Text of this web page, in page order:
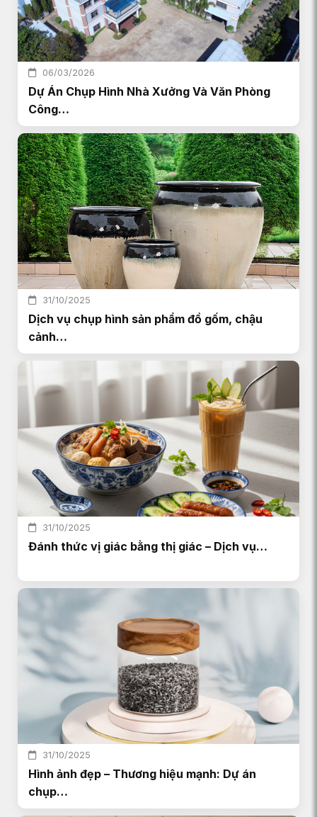
06/03/2026
Dự Án Chụp Hình Nhà Xưởng Và Văn Phòng
Công…
31/10/2025
Dịch vụ chụp hình sản phẩm đồ gốm, chậu
cảnh…
31/10/2025
Đánh thức vị giác bằng thị giác – Dịch vụ…
31/10/2025
Hình ảnh đẹp – Thương hiệu mạnh: Dự án
chụp…